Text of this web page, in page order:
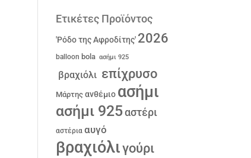
Ετικέτες Προϊόντος
'Ρόδο της Αφροδίτης' 2026
balloon bola ασήμι 925
βραχιόλι επίχρυσο
Μάρτης ανθέμιο ασήμι
ασήμι 925αστέρι
αστέρια αυγό
βραχιόλιγούρι